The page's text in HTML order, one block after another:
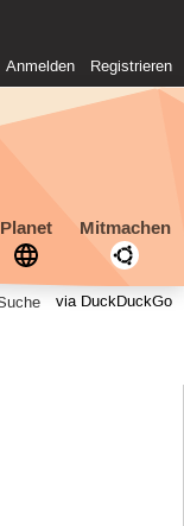
Anmelden Registrieren
Planet Mitmachen
via DuckDuckGo